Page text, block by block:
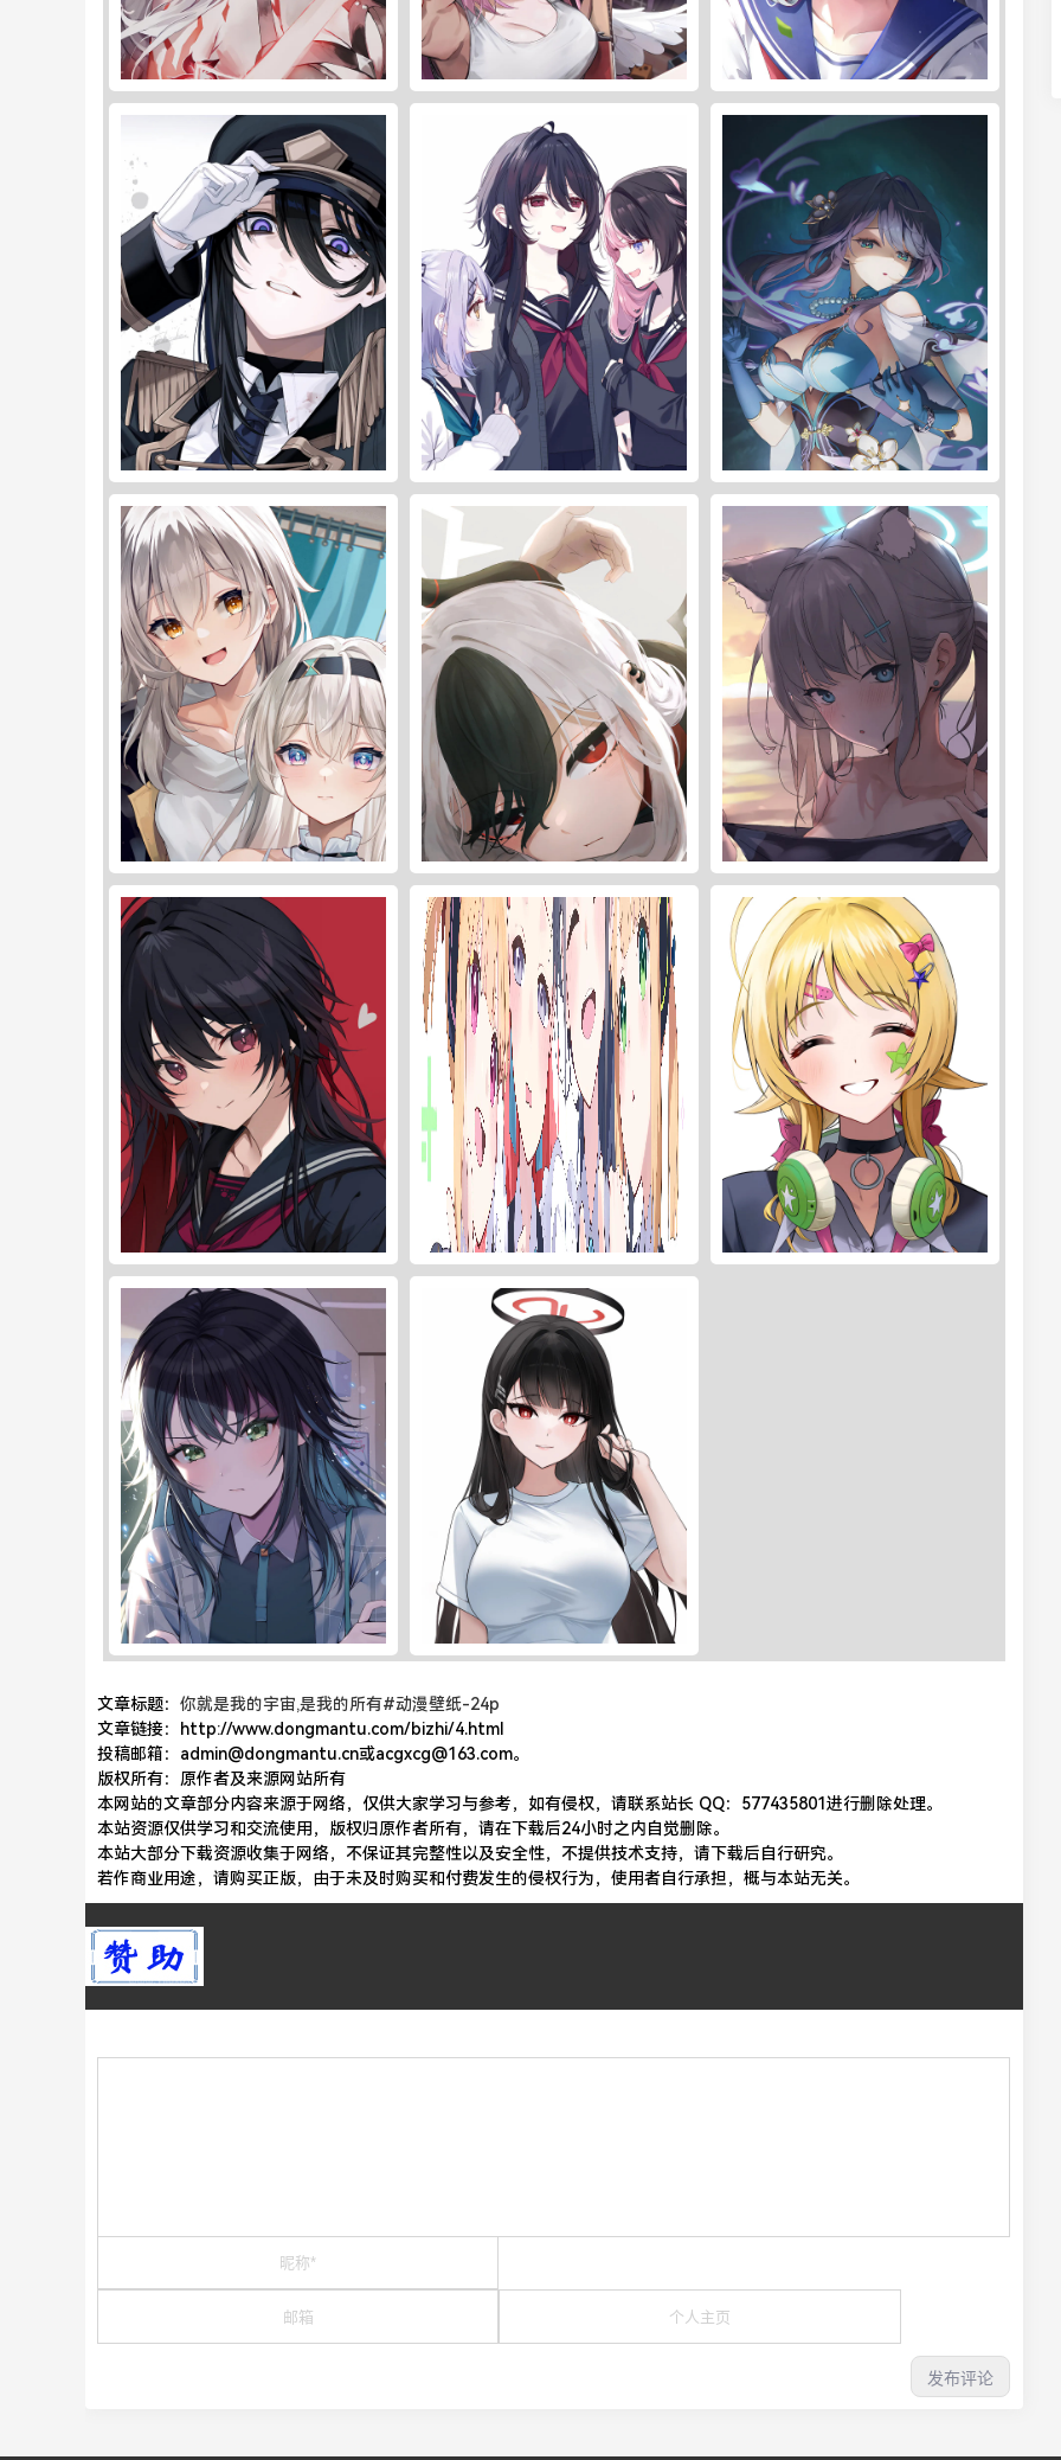
文章标题： 你就是我的宇宙,是我的所有#动漫壁纸-24p
文章链接：http://www.dongmantu.com/bizhi/4.html
投稿邮箱：admin@dongmantu.cn或acgxcg@163.com。
版权所有：原作者及来源网站所有
本网站的文章部分内容来源于网络，仅供大家学习与参考，如有侵权，请联系站长 QQ：577435801进行删除处理。
本站资源仅供学习和交流使用，版权归原作者所有，请在下载后24小时之内自觉删除。
本站大部分下载资源收集于网络，不保证其完整性以及安全性，不提供技术支持，请下载后自行研究。
若作商业用途，请购买正版，由于未及时购买和付费发生的侵权行为，使用者自行承担，概与本站无关。